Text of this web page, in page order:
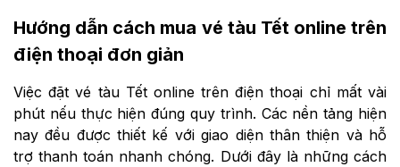
Hướng dẫn cách mua vé tàu Tết online trên
điện thoại đơn giản
Việc đặt vé tàu Tết online trên điện thoại chỉ mất vài
phút nếu thực hiện đúng quy trình. Các nền tảng hiện
nay đều được thiết kế với giao diện thân thiện và hỗ
trợ thanh toán nhanh chóng. Dưới đây là những cách